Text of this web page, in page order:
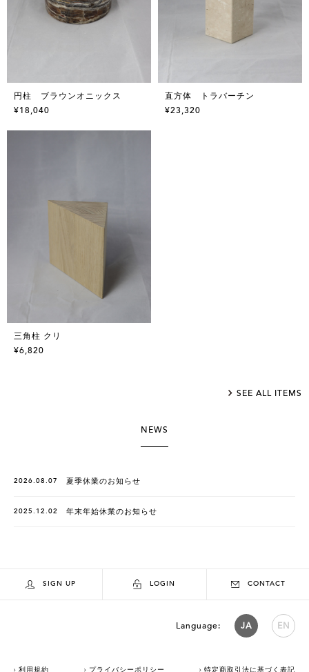
円柱 ブラウンオニックス
¥18,040
直方体 トラバーチン
¥23,320
三角柱 クリ
¥6,820
SEE ALL ITEMS
NEWS
2026.08.07 夏季休業のお知らせ
2025.12.02 年末年始休業のお知らせ
SIGN UP LOGIN CONTACT
Language: JA EN
利用規約 プライバシーポリシー 特定商取引法に基づく表記